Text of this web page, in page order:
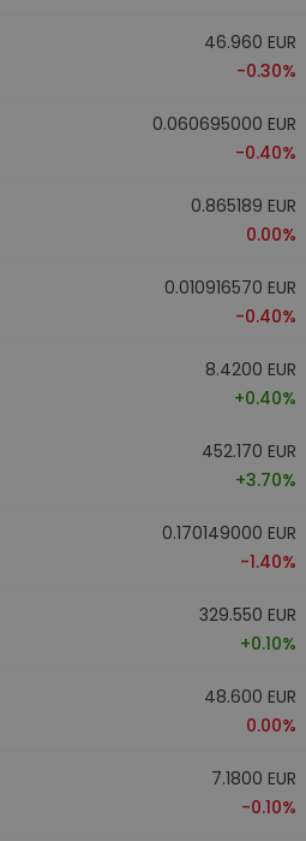
46.960 EUR
-0.30%
0.060695000 EUR
-0.40%
0.865189 EUR
0.00%
0.010916570 EUR
-0.40%
8.4200 EUR
+0.40%
452.170 EUR
+3.70%
0.170149000 EUR
-1.40%
329.550 EUR
+0.10%
48.600 EUR
0.00%
7.1800 EUR
-0.10%